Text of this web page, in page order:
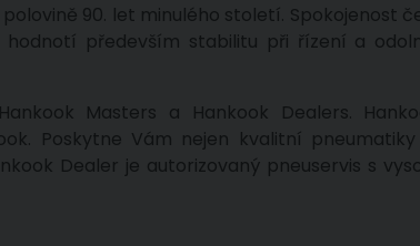
90. let minulého století. Spokojenost
hodnotí především stabilitu při řízení a
Masters a Hankook Dealers.
Poskytne Vám nejen kvalitní pneumatiky
Dealer je autorizovaný pneuservis s